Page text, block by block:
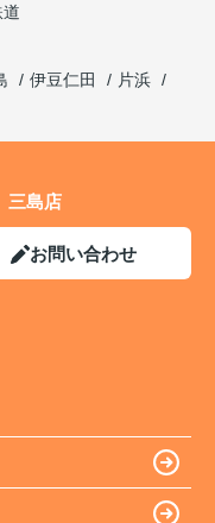
伊豆仁田
片浜
三島店
お問い合わせ